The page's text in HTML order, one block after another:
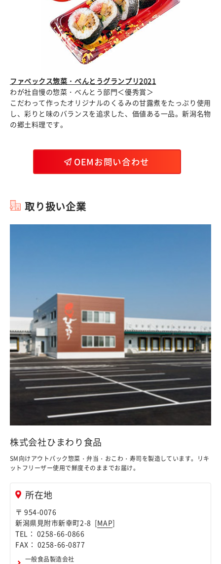
ファベックス惣菜・べんとうグランプリ2021
わが社自慢の惣菜・べんとう部門＜優秀賞＞
こだわって作ったオリジナルのくるみの甘露煮をたっぷり使用
し、彩りと味のバランスを追求した、価値ある一品。新潟名物
の郷土料理です。
OEMお問い合わせ
取り扱い企業
株式会社ひまわり食品
SM向けアウトパック惣菜・弁当・おこわ・寿司を製造しています。リキ
ットフリーザー使用で鮮度そのままでお届け。
所在地
〒 954-0076
新潟県見附市新幸町2-8 [MAP]
TEL： 0258-66-0866
FAX： 0258-66-0877
一般食品製造会社